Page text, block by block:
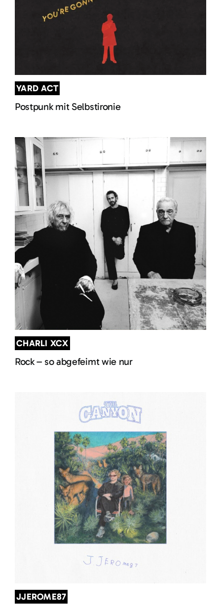
YARD ACT
Postpunk mit Selbstironie
CHARLI XCX
Rock – so abgefeimt wie nur
JJEROME87